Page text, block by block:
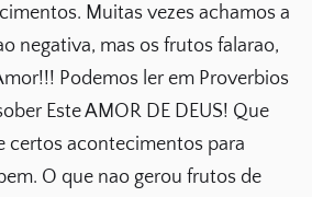
Muitas vezes achamos a
negativa, mas os frutos falarao,
Podemos ler em Proverbios
Este AMOR DE DEUS! Que
certos acontecimentos para
O que nao gerou frutos de